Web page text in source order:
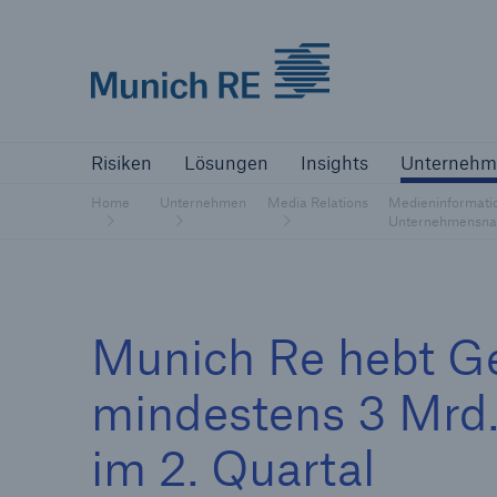
Risiken Lösungen Insights
Home Unternehmen Media Relations
Munich Re hebt
mindestens 3
im 2. Quartal
Bewältigen Sie Ihre Risiken mit unseren
Versicherer
Unsere Lösungen für Versicherer